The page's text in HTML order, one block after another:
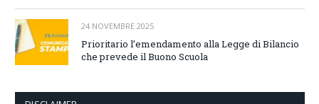
24 NOVEMBRE 2025
Prioritario l’emendamento alla Legge di Bilancio
che prevede il Buono Scuola